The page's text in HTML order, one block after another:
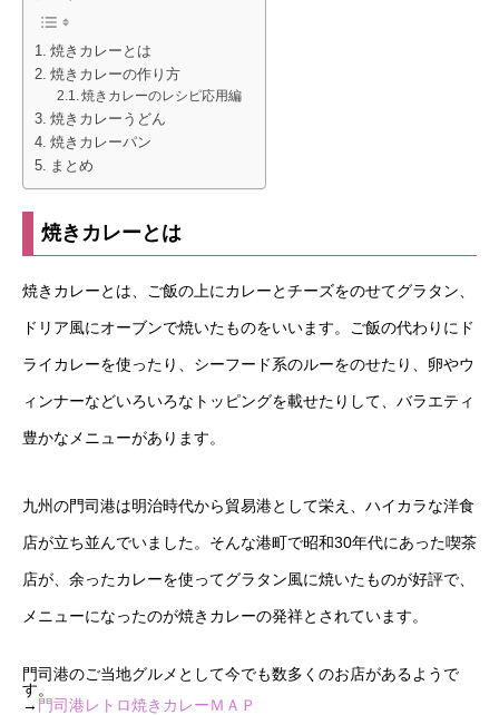
焼きカレーとは
焼きカレーの作り方
焼きカレーのレシピ応用編
焼きカレーうどん
焼きカレーパン
まとめ
焼きカレーとは
焼きカレーとは、ご飯の上にカレーとチーズをのせてグラタン、
ドリア風にオーブンで焼いたものをいいます。ご飯の代わりにド
ライカレーを使ったり、シーフード系のルーをのせたり、卵やウ
ィンナーなどいろいろなトッピングを載せたりして、バラエティ
豊かなメニューがあります。
九州の門司港は明治時代から貿易港として栄え、ハイカラな洋食
店が立ち並んでいました。そんな港町で昭和30年代にあった喫茶
店が、余ったカレーを使ってグラタン風に焼いたものが好評で、
メニューになったのが焼きカレーの発祥とされています。
門司港のご当地グルメとして今でも数多くのお店があるようで
す。
→ 門司港レトロ焼きカレーＭＡＰ